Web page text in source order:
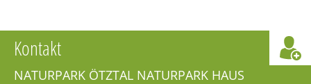
Kontakt
NATURPARK ÖTZTAL NATURPARK HAUS